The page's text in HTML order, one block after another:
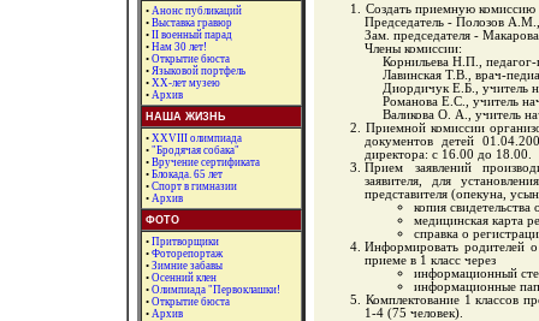
• Анонс публикаций
• Выставка гравюр
• II военный парад
• Нам 30 лет!
• Открытие бюста
• Языковой портфель
• XX-лет музею
• Архив
НАША ЖИЗНЬ
• XXVIII олимпиада
• "Бродячая собака"
• Вручение сертификата
• Блокада. 65 лет
• Спорт в гимназии
• Архив
ФОТО
• Притворщики
• Фоторепортаж
• Зимние забавы
• Осенний клен
• Олимпиада "Первоклашки!
• Открытие бюста
• Архив
Создать приемную комиссию
Председатель - Полозов
Зам. председателя -
Члены комиссии:
Корнильева Н.П., педагог-
Лавинская Т.В., врач-
Диордичук Е.Б., учитель
Романова Е.С., учитель
Валикова О. А., учитель
Приемной комиссии
документов детей
директора: с 16.00 до 18.00.
Прием заявлений
заявителя, для
представителя (опекуна,
копия
медицинская карта
справка о
Информировать родителей
приеме в 1 класс через
информационный
информационные
Комплектование 1 классов
1-4 (75 человек).